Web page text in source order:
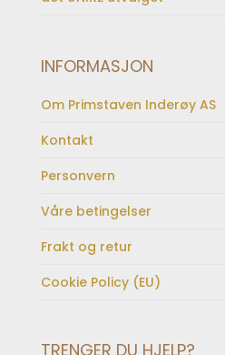
INFORMASJON
Om Primstaven Inderøy AS
Kontakt
Personvern
Våre betingelser
Frakt og retur
Cookie Policy (EU)
TRENGER DU HJELP?